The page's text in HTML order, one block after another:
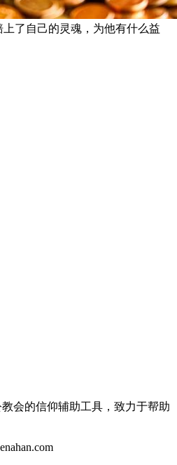
了自己的灵魂，为他有什么益
会的信仰辅助工具，致力于帮助